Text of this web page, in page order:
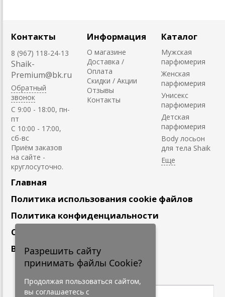
Контакты
8 (967) 118-24-13
Shaik-
Premium@bk.ru
Обратный
звонок
C 9:00 - 18:00, пн-
пт
С 10:00 - 17:00,
сб-вс
Приём заказов
на сайте -
круглосуточно.
Информация
О магазине
Доставка /
Оплата
Скидки / Акции
Отзывы
Контакты
Каталог
Мужская
парфюмерия
Женская
парфюмерия
Унисекс
парфюмерия
Детская
парфюмерия
Body лосьон
для тела Shaik
Главная
Политика использования cookie файлов
Политика конфиденциальности
Сотрудничество
Вакансии
Подпишитесь
Разрешить сайту
принимать файлы Cookie?
Продолжая пользоваться сайтом,
вы соглашаетесь с